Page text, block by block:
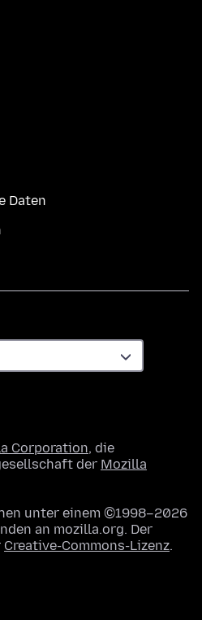
Daten
Corporation, die
der Mozilla
unter einem ©1998–2026
an mozilla.org. Der
Creative-Commons-Lizenz.